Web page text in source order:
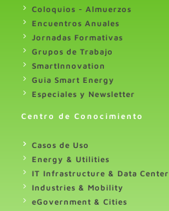
Coloquios - Almuerzos
Encuentros Anuales
Jornadas Formativas
Grupos de Trabajo
SmartInnovation
Guia Smart Energy
Especiales y Newsletter
Centro de Conocimiento
Casos de Uso
Energy & Utilities
IT Infrastructure & Data Center
Industries & Mobility
eGovernment & Cities